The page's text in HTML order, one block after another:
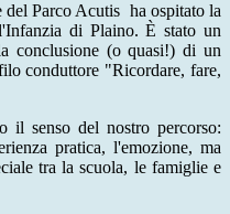
del Parco Acutis ha ospitato la
di Plaino. È stato un
conclusione (o quasi!) di un
conduttore "Ricordare, fare,
il senso del nostro percorso:
pratica, l'emozione, ma
tra la scuola, le famiglie e